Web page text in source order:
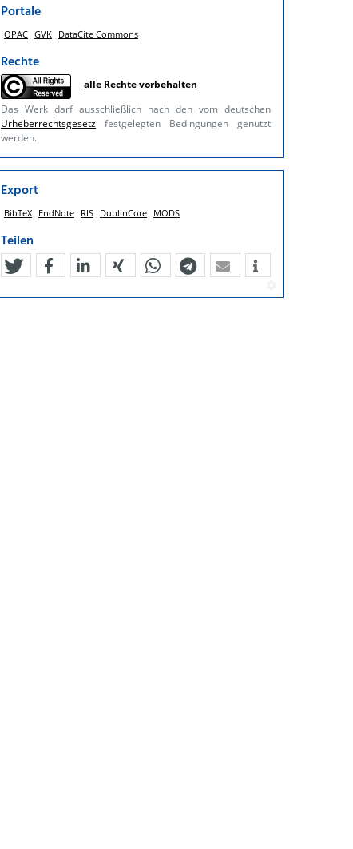
Portale
OPAC GVK DataCite Commons
Rechte
alle Rechte vorbehalten
Das Werk darf ausschließlich nach den vom deutschen
Urheberrechtsgesetz festgelegten Bedingungen genutzt
werden.
Export
BibTeX EndNote RIS DublinCore MODS
Teilen